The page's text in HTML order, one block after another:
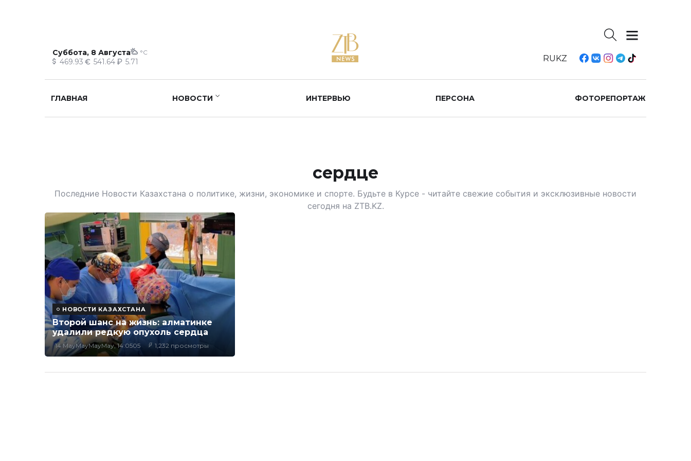
Суббота, 8 Августа °C
469.93 541.64 5.71 RUKZ
ГЛАВНАЯ НОВОСТИ ИНТЕРВЬЮ ПЕРСОНА ФОТОРЕПОРТАЖ
сердце
Последние Новости Казахстана о политике, жизни, экономике и спорте. Будьте в Курсе - читайте свежие события и эксклюзивные новости
сегодня на ZTB.KZ.
НОВОСТИ КАЗАХСТАНА
Второй шанс на жизнь: алматинке
удалили редкую опухоль сердца
14 MayMayMayMay, 14:0505 1,232 просмотры